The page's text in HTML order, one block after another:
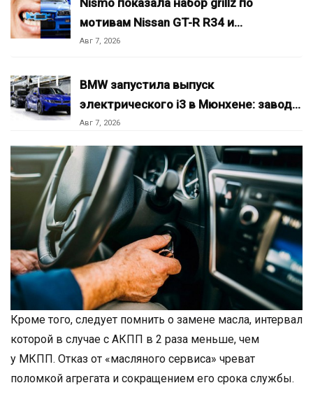
Nismo показала набор grillz по
мотивам Nissan GT-R R34 и…
Авг 7, 2026
BMW запустила выпуск
электрического i3 в Мюнхене: завод…
Авг 7, 2026
Кроме того, следует помнить о замене масла, интервал
которой в случае с АКПП в 2 раза меньше, чем
у МКПП. Отказ от «масляного сервиса» чреват
поломкой агрегата и сокращением его срока службы.